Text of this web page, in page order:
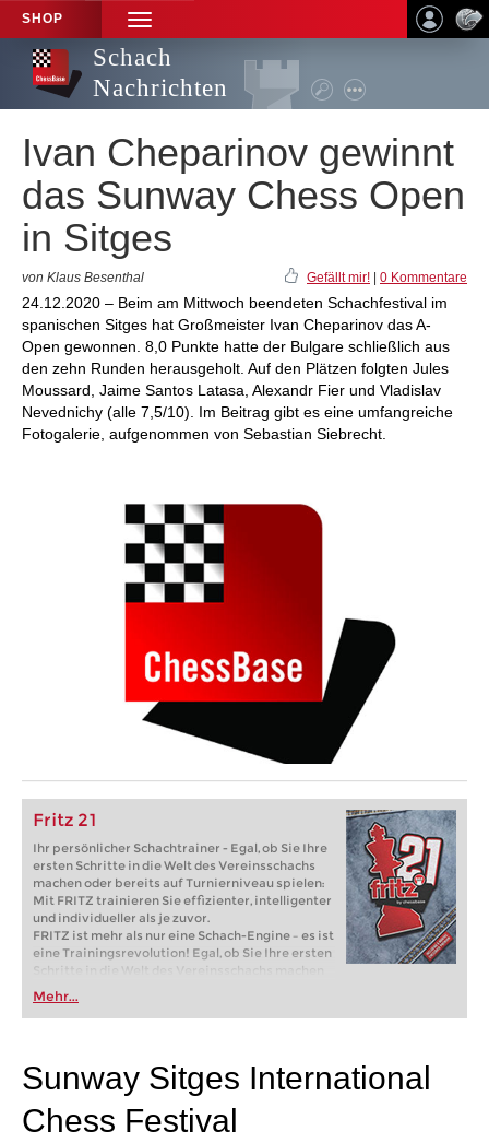
SHOP
TOGGLE
NAVIGATION
Schach
Nachrichten
Ivan Cheparinov gewinnt
das Sunway Chess Open
in Sitges
von Klaus Besenthal Gefällt mir! 0 Kommentare
24.12.2020 – Beim am Mittwoch beendeten Schachfestival im
spanischen Sitges hat Großmeister Ivan Cheparinov das A-
Open gewonnen. 8,0 Punkte hatte der Bulgare schließlich aus
den zehn Runden herausgeholt. Auf den Plätzen folgten Jules
Moussard, Jaime Santos Latasa, Alexandr Fier und Vladislav
Nevednichy (alle 7,5/10). Im Beitrag gibt es eine umfangreiche
Fotogalerie, aufgenommen von Sebastian Siebrecht.
Fritz 21
Ihr persönlicher Schachtrainer - Egal, ob Sie Ihre
ersten Schritte in die Welt des Vereinsschachs
machen oder bereits auf Turnierniveau spielen:
Mit FRITZ trainieren Sie effizienter, intelligenter
und individueller als je zuvor.
FRITZ ist mehr als nur eine Schach-Engine – es ist
eine Trainingsrevolution! Egal, ob Sie Ihre ersten
Schritte in die Welt des Vereinsschachs machen
oder bereits auf Turnierniveau spielen: Mit
FRITZ trainieren Sie effizienter, intelligenter und
individueller als je zuvor.
Mehr...
Sunway Sitges International
Chess Festival